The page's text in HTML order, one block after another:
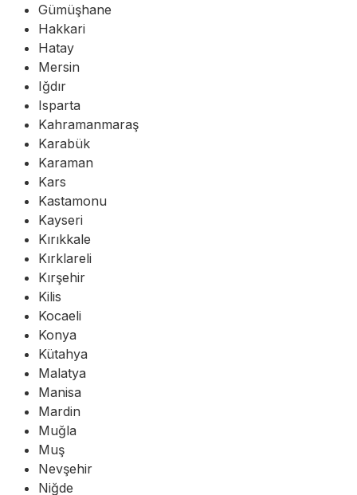
Gümüşhane
Hakkari
Hatay
Mersin
Iğdır
Isparta
Kahramanmaraş
Karabük
Karaman
Kars
Kastamonu
Kayseri
Kırıkkale
Kırklareli
Kırşehir
Kilis
Kocaeli
Konya
Kütahya
Malatya
Manisa
Mardin
Muğla
Muş
Nevşehir
Niğde